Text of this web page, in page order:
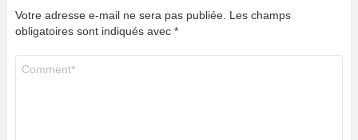
Votre adresse e-mail ne sera pas publiée. Les champs
obligatoires sont indiqués avec *